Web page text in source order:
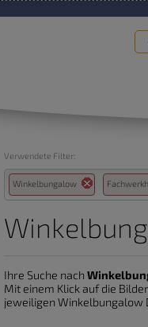
Verwendete Filter:
Winkelbungalow
Ihre Suche nach
Mit einem Klick auf die
jeweiligen Winkelbungalow